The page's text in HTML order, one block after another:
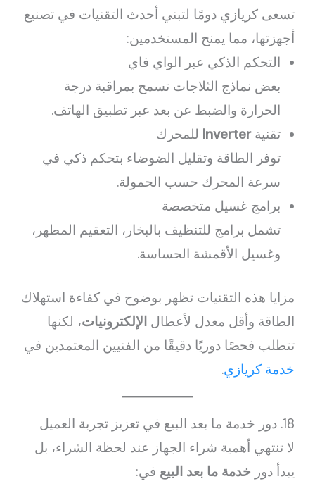
تسعى كريازي دومًا لتبني أحدث التقنيات في تصنيع
أجهزتها، مما يمنح المستخدمين:
التحكم الذكي عبر الواي فاي
بعض نماذج الثلاجات تسمح بمراقبة درجة
الحرارة والضبط عن بعد عبر تطبيق الهاتف.
تقنيةInverter للمحرك
توفر الطاقة وتقليل الضوضاء بتحكم ذكي في
سرعة المحرك حسب الحمولة.
برامج غسيل متخصصة
تشمل برامج للتنظيف بالبخار، التعقيم المطهر،
وغسيل الأقمشة الحساسة.
مزايا هذه التقنيات تظهر بوضوح في كفاءة استهلاك
الطاقة وأقل معدل لأعطالالإلكترونيات، لكنها
تتطلب فحصًا دوريًا دقيقًا من الفنيين المعتمدين في
خدمة كريازي.
18. دور خدمة ما بعد البيع في تعزيز تجربة العميل
لا تنتهي أهمية شراء الجهاز عند لحظة الشراء، بل
يبدأ دور خدمة ما بعد البيع في: